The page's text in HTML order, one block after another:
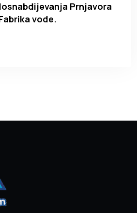
Prnjavora
vode.